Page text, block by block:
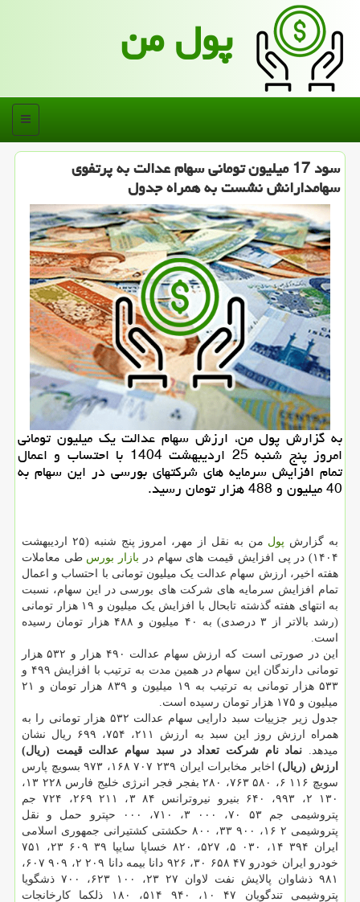
پول من
منو
سود 17 میلیون تومانی سهام عدالت به پرتفوی
سهامدارانش نشست به همراه جدول
به گزارش پول من، ارزش سهام عدالت یک میلیون تومانی
امروز پنج شنبه 25 اردیبهشت 1404 با احتساب و اعمال
تمام افزایش سرمایه های شرکتهای بورسی در این سهام به
40 میلیون و 488 هزار تومان رسید.
به گزارش پول
من به نقل از مهر، امروز پنج شنبه (۲۵ اردیبهشت
۱۴۰۴) در پی افزایش قیمت های سهام در
بازار بورس طی معاملات
هفته اخیر، ارزش سهام عدالت یک میلیون تومانی با احتساب و اعمال
تمام افزایش سرمایه های شرکت های بورسی در این سهام، نسبت
به انتهای هفته گذشته تابحال با افزایش یک میلیون و ۱۹ هزار تومانی
(رشد بالاتر از ۳ درصدی) به ۴۰ میلیون و ۴۸۸ هزار تومان رسیده
است.
این در صورتی است که ارزش سهام عدالت ۴۹۰ هزار و ۵۳۲ هزار
تومانی دارندگان این سهام در همین مدت به ترتیب با افزایش ۴۹۹ و
۵۳۳ هزار تومانی به ترتیب به ۱۹ میلیون و ۸۳۹ هزار تومان و ۲۱
میلیون و ۱۷۵ هزار تومان رسیده است.
جدول زیر جزییات سبد دارایی سهام عدالت ۵۳۲ هزار تومانی را به
همراه ارزش روز این سبد به ارزش ۲۱۱، ۷۵۴، ۶۹۹ ریال نشان
میدهد. نماد نام شرکت تعداد در سبد سهام عدالت قیمت (ریال)
ارزش (ریال)
اخابر مخابرات ایران ۲۳۹ ۷۰۷ ۱۶۸، ۹۷۳ بسویچ پارس
سویچ ۱۱۶ ۶، ۵۸۰ ۷۶۳، ۲۸۰ بفجر فجر انرژی خلیج فارس ۲۲۸ ۱۳،
۱۳۰ ۲، ۹۹۳، ۶۴۰ بنیرو نیروترانس ۸۴ ۳، ۲۱۱ ۲۶۹، ۷۲۴ جم
پتروشیمی جم ۵۳ ۷۰، ۰۰۰ ۳، ۷۱۰، ۰۰۰ حپترو حمل و نقل
پتروشیمی ۲ ۱۶، ۹۰۰ ۳۳، ۸۰۰ حکشتی کشتیرانی جمهوری اسلامی
ایران ۳۹۴ ۱۴، ۰۳۰ ۵، ۵۲۷، ۸۲۰ خساپا سایپا ۳۹ ۶۰۹ ۲۳، ۷۵۱
خودرو ایران خودرو ۴۷ ۶۵۸ ۳۰، ۹۲۶ دانا بیمه دانا ۲۰۹ ۲، ۹۰۹ ۶۰۷،
۹۸۱ ذشاوان پالایش نفت لاوان ۲۷ ۲۳، ۱۰۰ ۶۲۳، ۷۰۰ ذشگویا
پتروشیمی تندگویان ۴۷ ۱۰، ۹۴۰ ۵۱۴، ۱۸۰ ذلکما کارخانجات